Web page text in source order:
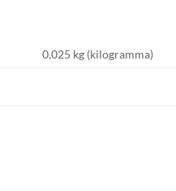
0,025 kg (kilogramma)